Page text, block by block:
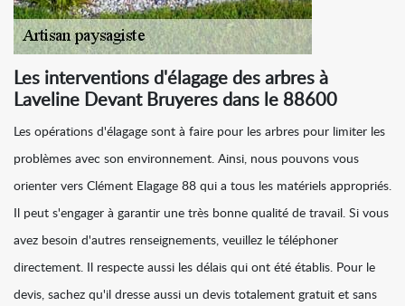
Les interventions d'élagage des arbres à
Laveline Devant Bruyeres dans le 88600
Les opérations d'élagage sont à faire pour les arbres pour limiter les
problèmes avec son environnement. Ainsi, nous pouvons vous
orienter vers Clément Elagage 88 qui a tous les matériels appropriés.
Il peut s'engager à garantir une très bonne qualité de travail. Si vous
avez besoin d'autres renseignements, veuillez le téléphoner
directement. Il respecte aussi les délais qui ont été établis. Pour le
devis, sachez qu'il dresse aussi un devis totalement gratuit et sans